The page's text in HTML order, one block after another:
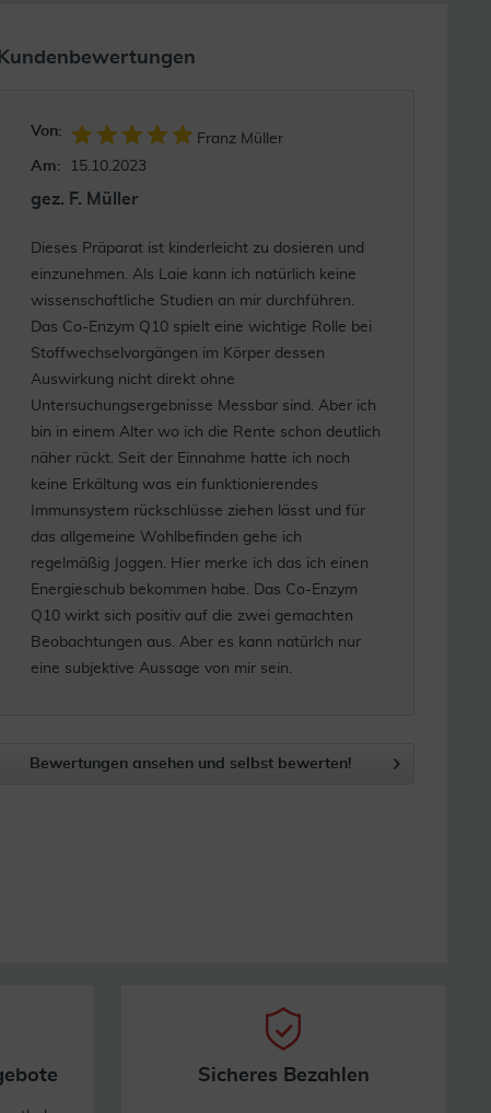
Kundenbewertungen
Von:
Franz Müller
Am:
15.10.2023
gez. F. Müller
Dieses Präparat ist kinderleicht zu dosieren und
einzunehmen. Als Laie kann ich natürlich keine
wissenschaftliche Studien an mir durchführen.
Das Co-Enzym Q10 spielt eine wichtige Rolle bei
Stoffwechselvorgängen im Körper dessen
Auswirkung nicht direkt ohne
Untersuchungsergebnisse Messbar sind. Aber ich
bin in einem Alter wo ich die Rente schon deutlich
näher rückt. Seit der Einnahme hatte ich noch
keine Erkältung was ein funktionierendes
Immunsystem rückschlüsse ziehen lässt und für
das allgemeine Wohlbefinden gehe ich
regelmäßig Joggen. Hier merke ich das ich einen
Energieschub bekommen habe. Das Co-Enzym
Q10 wirkt sich positiv auf die zwei gemachten
Beobachtungen aus. Aber es kann natürlch nur
eine subjektive Aussage von mir sein.
Bewertungen ansehen und selbst bewerten!
Sicheres Bezahlen